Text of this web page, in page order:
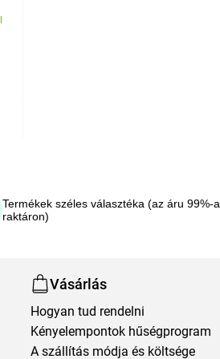
Termékek széles választéka (az áru 99%-a
raktáron)
Vásárlás
Hogyan tud rendelni
Kényelempontok hűségprogram
A szállítás módja és költsége